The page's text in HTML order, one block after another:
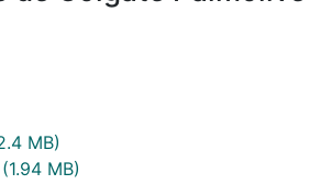
MB)
(1.94 MB)